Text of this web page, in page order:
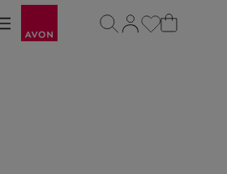
Otvoriť navigačné menu
Otvoriť navigačné menu
Otvoriť stránku
Otvoriť vyhľadávanie